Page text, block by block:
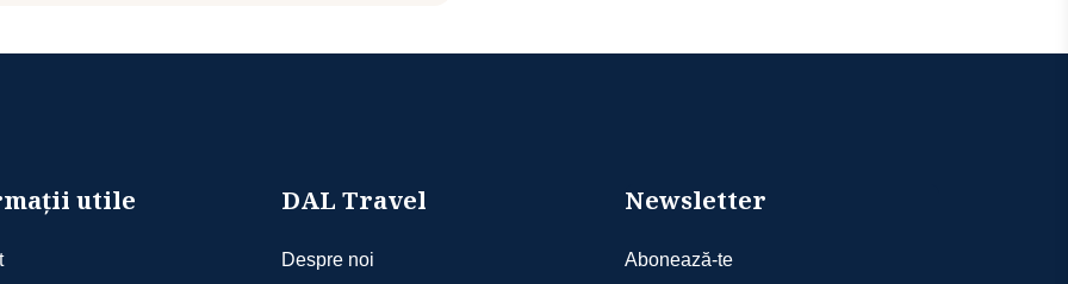
valid concurrently with others of different
de disponibilitatea la data aleasă
utile DAL Travel
Despre noi
Newsletter
Abonează-te